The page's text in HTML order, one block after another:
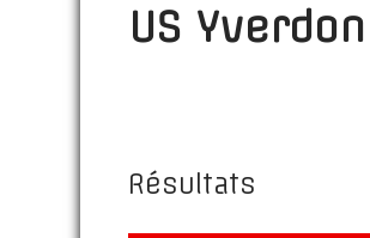
US
Résultats